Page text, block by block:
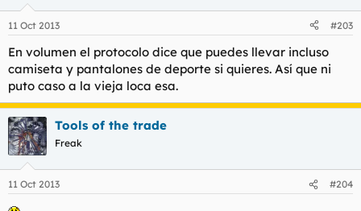
11 Oct 2013 #203
En volumen el protocolo dice que puedes llevar incluso
camiseta y pantalones de deporte si quieres. Así que ni
puto caso a la vieja loca esa.
Tools of the trade
Freak
11 Oct 2013 #204